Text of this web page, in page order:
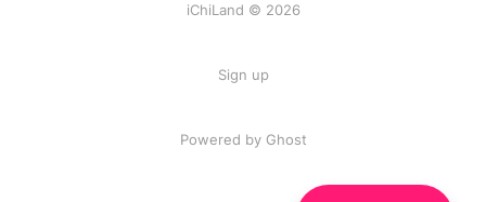
iChiLand © 2026
Sign up
Powered by Ghost